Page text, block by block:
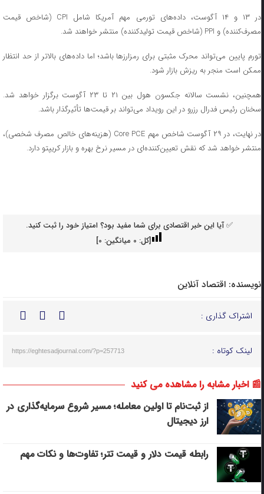
در ۱۳ و ۱۴ آگوست، داده‌های تورمی مهم آمریکا شامل CPI (شاخص قیمت
مصرف‌کننده) و PPI (شاخص قیمت تولیدکننده) منتشر خواهند شد.
تورم پایین می‌تواند محرک مثبتی برای رمزارز‌ها باشد؛ اما داده‌های بالاتر از حد انتظار
ممکن است منجر به ریزش بازار شود.
همچنین، نشست سالانه جکسون هول بین ۲۱ تا ۲۳ آگوست برگزار خواهد شد.
سخنان رئیس فدرال رزرو در این رویداد می‌تواند بر قیمت‌ها تأثیرگذار باشد.
در نهایت، در ۲۹ آگوست شاخص مهم Core PCE (هزینه‌های خالص مصرف شخصی)،
منتشر خواهد شد که نقش تعیین‌کننده‌ای در مسیر نرخ بهره و بازار کریپتو دارد.
✅ آیا این خبر اقتصادی برای شما مفید بود؟ امتیاز خود را ثبت کنید.
[کل: 0میانگین: 0
]
نویسنده: اقتصاد آنلاین
اشتراک گذاری :
لینک کوتاه : https://eghtesadjournal.com/?p=257713
📰 اخبار مشابه را مشاهده می کنید
از ثبت‌نام تا اولین معامله؛ مسیر شروع سرمایه‌گذاری در
ارز دیجیتال
رابطه قیمت دلار و قیمت تتر؛ تفاوت‌ها و نکات مهم